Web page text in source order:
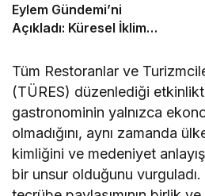
Eylem Gündemi’ni
Açıkladı: Küresel İklim
Alan Ve 6 Hedef
Belirlendi
Tüm Restoranlar ve
(TÜRES) düzenlediği
gastronominin yalnızca
olmadığını, aynı zamanda
kimliğini ve medeniyet
bir unsur olduğunu